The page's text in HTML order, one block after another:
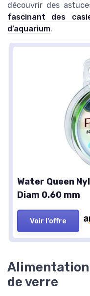
découvrir des
fascinant des
d’aquarium.
Water Queen
Diam 0.60 mm
Voir l'offre
de verre